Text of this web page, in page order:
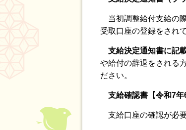
当初調整給付支給の
受取口座の登録をされ
支給決定通知書に記
や給付の辞退をされる
ださい。
支給確認書 【令和7年
支給口座の確認が必